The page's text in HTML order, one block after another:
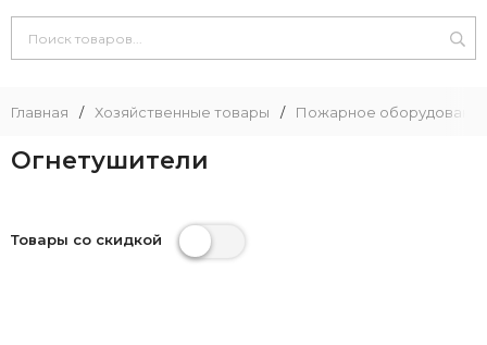
Главная / Хозяйственные товары / Пожарное
Огнетушители
Товары со скидкой